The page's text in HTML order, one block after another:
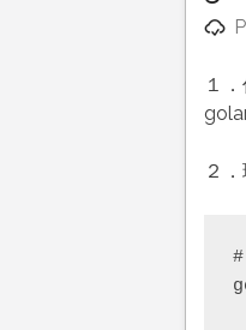
１
２